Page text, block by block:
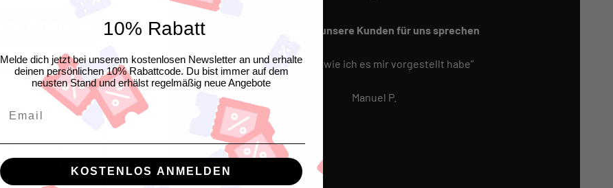
Wir lassen unsere Kunden für uns sprechen
"Genau so wie ich es mir vorgestellt habe"
Manuel P.
10% Rabatt
Melde dich jetzt bei unserem kostenlosen Newsletter an und erhalte
deinen persönlichen 10% Rabattcode. Du bist immer auf dem
neusten Stand und erhälst regelmäßig neue Angebote
KOSTENLOS ANMELDEN